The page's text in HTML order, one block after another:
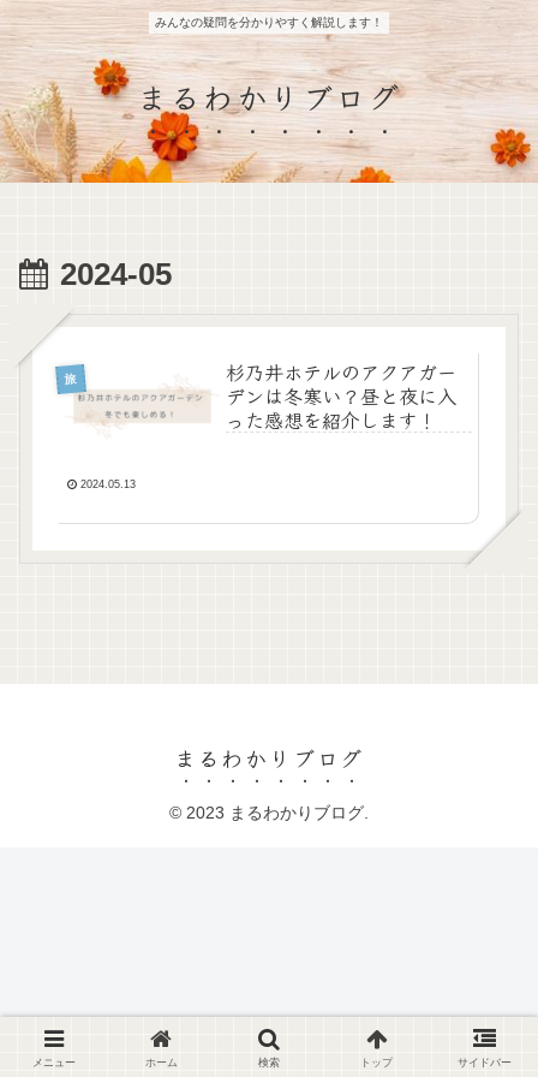
みんなの疑問を分かりやすく解説します！
まるわかりブログ
2024-05
旅
杉乃井ホテルのアクアガー
デンは冬寒い？昼と夜に入
った感想を紹介します！
2024.05.13
まるわかりブログ
© 2023 まるわかりブログ.
メニュー ホーム 検索 トップ サイドバー